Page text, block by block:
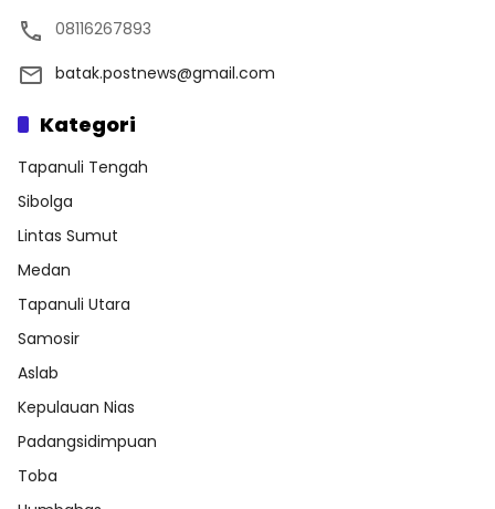
08116267893
batak.postnews@gmail.com
Kategori
Tapanuli Tengah
Sibolga
Lintas Sumut
Medan
Tapanuli Utara
Samosir
Aslab
Kepulauan Nias
Padangsidimpuan
Toba